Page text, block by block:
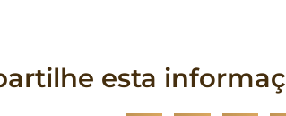
esta